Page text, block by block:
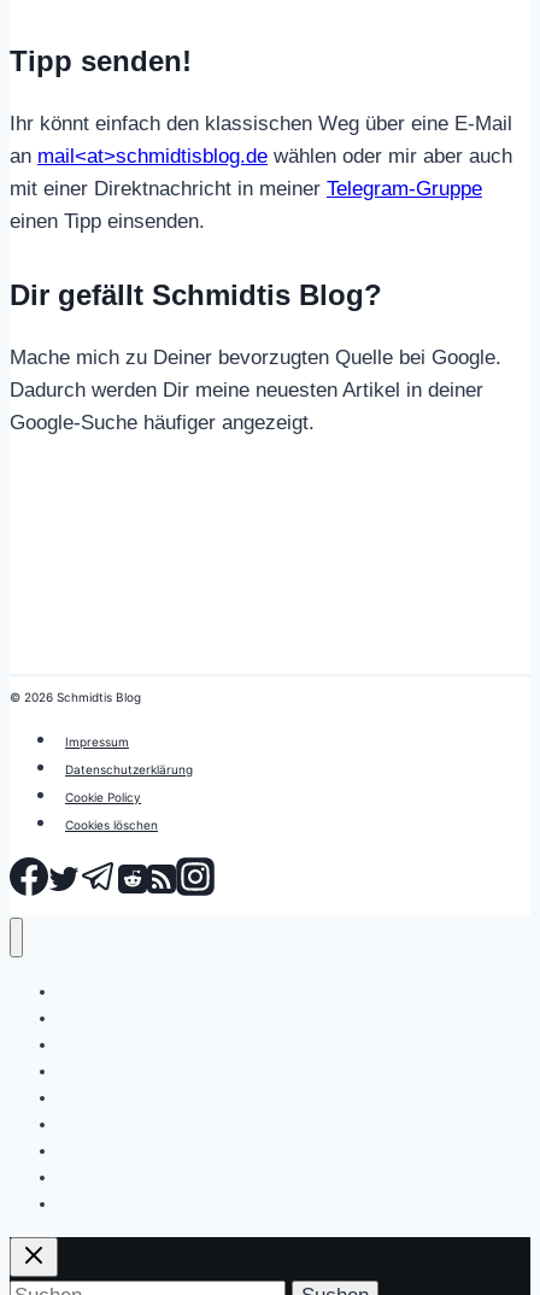
Tipp senden!
Ihr könnt einfach den klassischen Weg über eine E-Mail
an mail<at>schmidtisblog.de wählen oder mir aber auch
mit einer Direktnachricht in meiner Telegram-Gruppe
einen Tipp einsenden.
Dir gefällt Schmidtis Blog?
Mache mich zu Deiner bevorzugten Quelle bei Google.
Dadurch werden Dir meine neuesten Artikel in deiner
Google-Suche häufiger angezeigt.
© 2026 Schmidtis Blog
Impressum
Datenschutzerklärung
Cookie Policy
Cookies löschen